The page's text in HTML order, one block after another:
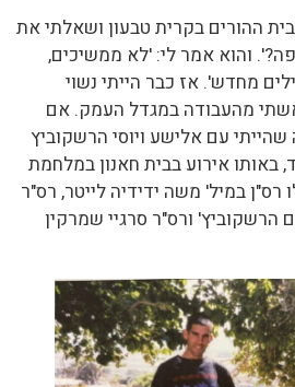
ההורים בקרית טבעון ושאלתי את
והוא אמר לי: 'לא ממשיכים,
מחדש'. אז כבר הייתי נשוי
מהעבודה במגדל העמק. אם
עם אלישע ויוסי הרשקוביץ
באותו אירוע בבית חאנון במלחמת
רס"ן במיל' משה ידידיה לייטר, רס"ר
הרשקוביץ' ורס"ר סרגיי שמרקין